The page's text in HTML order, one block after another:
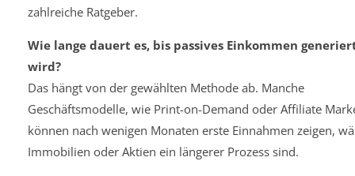
zahlreiche Ratgeber.
Wie lange dauert es, bis passives Einkommen
wird?
Das hängt von der gewählten Methode ab. Manche
Geschäftsmodelle, wie Print-on-Demand oder Affiliate
können nach wenigen Monaten erste Einnahmen zeigen,
Immobilien oder Aktien ein längerer Prozess sind.